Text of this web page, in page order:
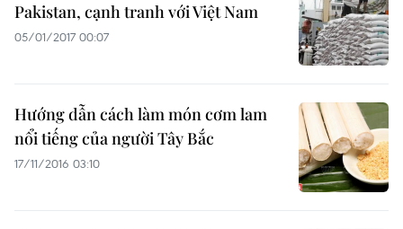
Pakistan, cạnh tranh với Việt Nam
05/01/2017 00:07
Hướng dẫn cách làm món cơm lam
nổi tiếng của người Tây Bắc
17/11/2016 03:10